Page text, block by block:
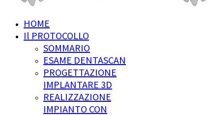
HOME
Il PROTOCOLLO
SOMMARIO
ESAME DENTASCAN
PROGETTAZIONE
IMPLANTARE 3D
REALIZZAZIONE
IMPIANTO CON